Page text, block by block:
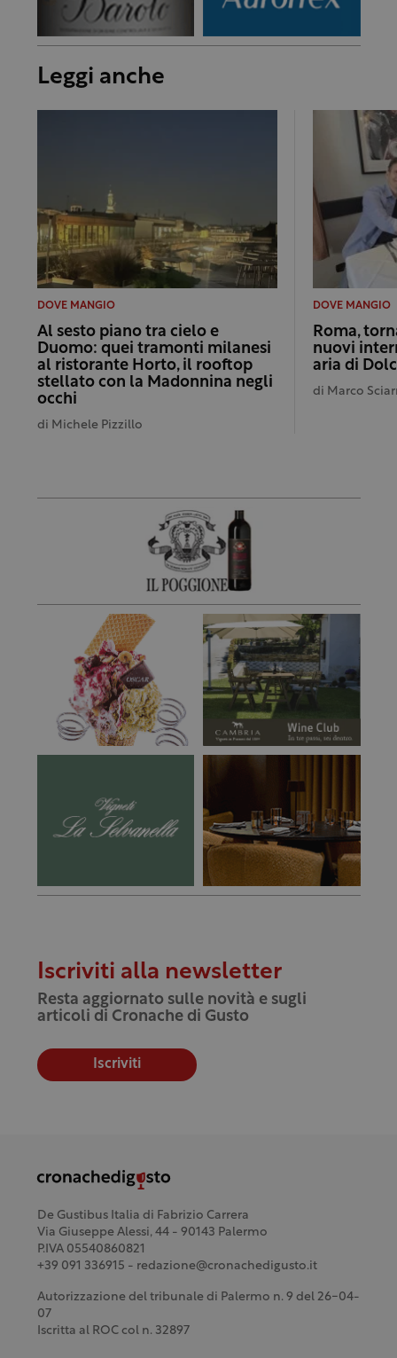
Leggi anche
DOVE MANGIO
Al sesto piano tra cielo e
Duomo: quei tramonti milanesi
al ristorante Horto, il rooftop
stellato con la Madonnina negli
occhi
di Michele Pizzillo
DOVE MANGIO
Roma,
nuovi
aria di
di Marco
Iscriviti alla newsletter
Resta aggiornato sulle novità e sugli
articoli di Cronache di Gusto
Iscriviti
De Gustibus Italia di Fabrizio Carrera
Via Giuseppe Alessi, 44 - 90143 Palermo
P.IVA 05540860821
+39 091 336915 - redazione@cronachedigusto.it
Autorizzazione del tribunale di Palermo n. 9 del 26-04-
07
Iscritta al ROC col n. 32897